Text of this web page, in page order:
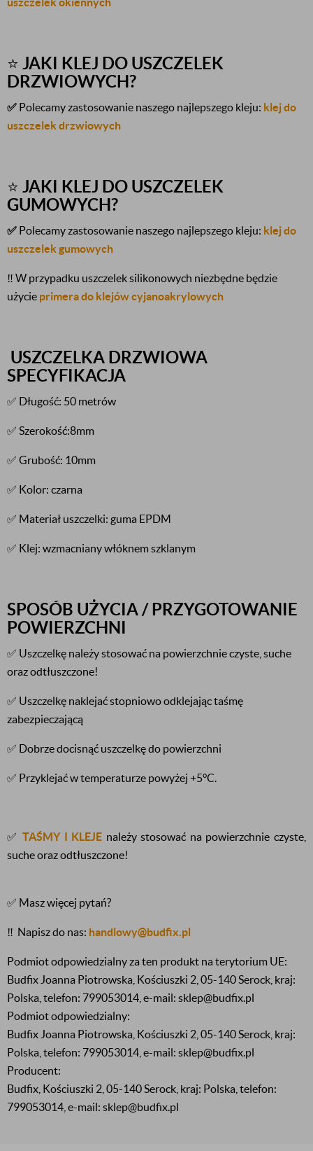
⭐ JAKI KLEJ DO USZCZELEK
DRZWIOWYCH?
✅ Polecamy zastosowanie naszego najlepszego kleju: klej do
uszczelek drzwiowych
⭐ JAKI KLEJ DO USZCZELEK
GUMOWYCH?
✅ Polecamy zastosowanie naszego najlepszego kleju: klej do
uszczelek gumowych
‼️ W przypadku uszczelek silikonowych niezbędne będzie
użycie primera do klejów cyjanoakrylowych
USZCZELKA DRZWIOWA
SPECYFIKACJA
✅ Długość: 50 metrów
✅ Szerokość:8mm
✅ Grubość: 10mm
✅ Kolor: czarna
✅ Materiał uszczelki: guma EPDM
✅ Klej: wzmacniany włóknem szklanym
SPOSÓB UŻYCIA / PRZYGOTOWANIE
POWIERZCHNI
✅ Uszczelkę należy stosować na powierzchnie czyste, suche
oraz odtłuszczone!
✅ Uszczelkę naklejać stopniowo odklejając taśmę
zabezpieczającą
✅ Dobrze docisnąć uszczelkę do powierzchni
✅ Przyklejać w temperaturze powyżej +5°C.
✅TAŚMY I KLEJE należy stosować na powierzchnie czyste,
suche oraz odtłuszczone!
✅ Masz więcej pytań?
‼️ Napisz do nas: handlowy@budfix.pl
Podmiot odpowiedzialny za ten produkt na terytorium UE:
Budfix Joanna Piotrowska, Kościuszki 2, 05-140 Serock, kraj:
Polska, telefon: 799053014, e-mail: sklep@budfix.pl
Podmiot odpowiedzialny:
Budfix Joanna Piotrowska, Kościuszki 2, 05-140 Serock, kraj:
Polska, telefon: 799053014, e-mail: sklep@budfix.pl
Producent:
Budfix, Kościuszki 2, 05-140 Serock, kraj: Polska, telefon:
799053014, e-mail: sklep@budfix.pl